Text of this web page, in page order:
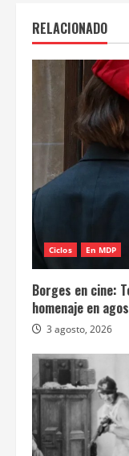
RELACIONADO
Ciclos En MDP
Borges en cine:
homenaje en
3 agosto, 2026